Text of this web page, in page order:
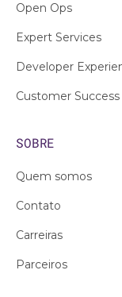
Open Ops
Expert Services
Developer
Customer Success
SOBRE
Quem somos
Contato
Carreiras
Parceiros